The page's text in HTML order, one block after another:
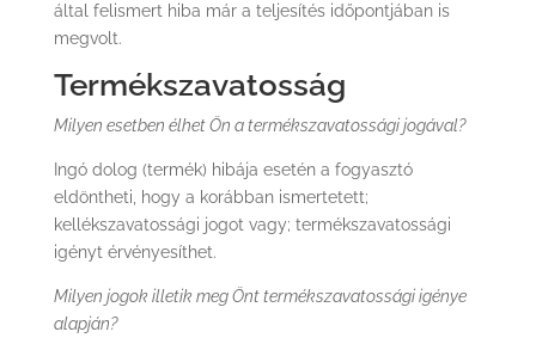
által felismert hiba már a teljesítés időpontjában is
megvolt.
Termékszavatosság
Milyen esetben élhet Ön a termékszavatossági jogával?
Ingó dolog (termék) hibája esetén a fogyasztó
eldöntheti, hogy a korábban ismertetett;
kellékszavatossági jogot vagy; termékszavatossági
igényt érvényesíthet.
Milyen jogok illetik meg Önt termékszavatossági igénye
alapján?